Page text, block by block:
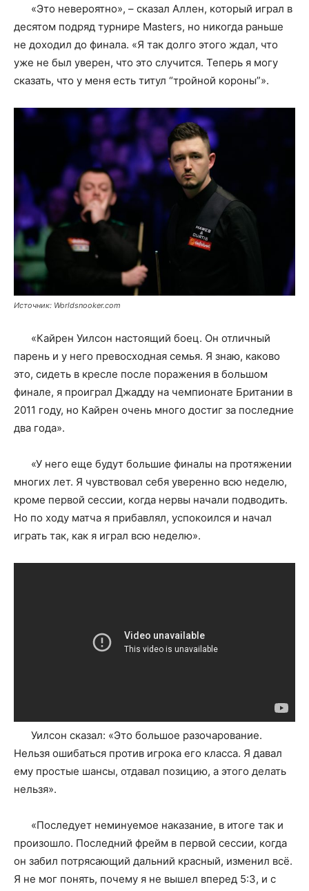
«Это невероятно», – сказал Аллен, который играл в
десятом подряд турнире Masters, но никогда раньше
не доходил до финала. «Я так долго этого ждал, что
уже не был уверен, что это случится. Теперь я могу
сказать, что у меня есть титул “тройной короны”».
Источник: Worldsnooker.com
«Кайрен Уилсон настоящий боец. Он отличный
парень и у него превосходная семья. Я знаю, каково
это, сидеть в кресле после поражения в большом
финале, я проиграл Джадду на чемпионате Британии в
2011 году, но Кайрен очень много достиг за последние
два года».
«У него еще будут большие финалы на протяжении
многих лет. Я чувствовал себя уверенно всю неделю,
кроме первой сессии, когда нервы начали подводить.
Но по ходу матча я прибавлял, успокоился и начал
играть так, как я играл всю неделю».
Уилсон сказал: «Это большое разочарование.
Нельзя ошибаться против игрока его класса. Я давал
ему простые шансы, отдавал позицию, а этого делать
нельзя».
«Последует неминуемое наказание, в итоге так и
произошло. Последний фрейм в первой сессии, когда
он забил потрясающий дальний красный, изменил всё.
Я не мог понять, почему я не вышел вперед 5:3, и с